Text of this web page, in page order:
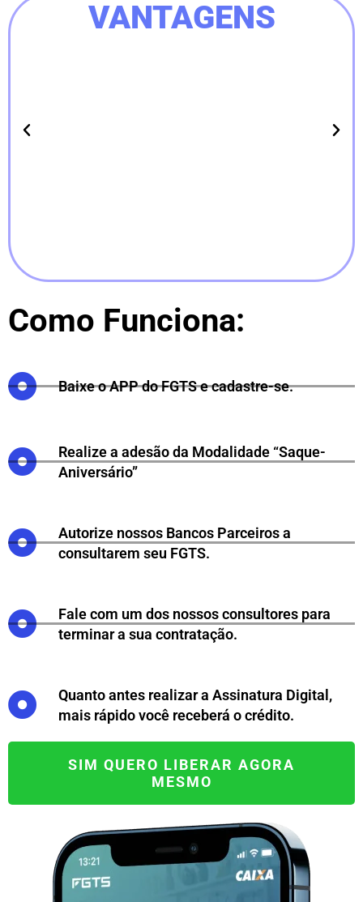
VANTAGENS
Como Funciona:
Baixe o APP do FGTS e cadastre-se.
Realize a adesão da Modalidade “Saque-
Aniversário”
Autorize nossos Bancos Parceiros a
consultarem seu FGTS.
Fale com um dos nossos consultores para
terminar a sua contratação.
Quanto antes realizar a Assinatura Digital,
mais rápido você receberá o crédito.
SIM QUERO LIBERAR AGORA
MESMO